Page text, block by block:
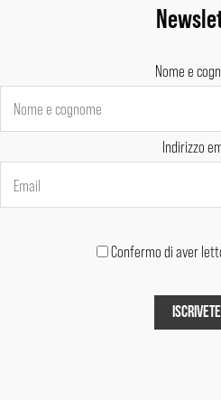
Nome e
Indirizzo
Confermo di aver